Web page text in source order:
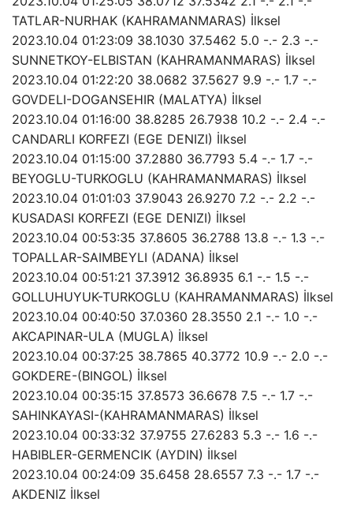
TATLAR-NURHAK (KAHRAMANMARAS) İlksel
2023.10.04 01:23:09 38.1030 37.5462 5.0 -.- 2.3 -.-
SUNNETKOY-ELBISTAN (KAHRAMANMARAS) İlksel
2023.10.04 01:22:20 38.0682 37.5627 9.9 -.- 1.7 -.-
GOVDELI-DOGANSEHIR (MALATYA) İlksel
2023.10.04 01:16:00 38.8285 26.7938 10.2 -.- 2.4 -.-
CANDARLI KORFEZI (EGE DENIZI) İlksel
2023.10.04 01:15:00 37.2880 36.7793 5.4 -.- 1.7 -.-
BEYOGLU-TURKOGLU (KAHRAMANMARAS) İlksel
2023.10.04 01:01:03 37.9043 26.9270 7.2 -.- 2.2 -.-
KUSADASI KORFEZI (EGE DENIZI) İlksel
2023.10.04 00:53:35 37.8605 36.2788 13.8 -.- 1.3 -.-
TOPALLAR-SAIMBEYLI (ADANA) İlksel
2023.10.04 00:51:21 37.3912 36.8935 6.1 -.- 1.5 -.-
GOLLUHUYUK-TURKOGLU (KAHRAMANMARAS) İlksel
2023.10.04 00:40:50 37.0360 28.3550 2.1 -.- 1.0 -.-
AKCAPINAR-ULA (MUGLA) İlksel
2023.10.04 00:37:25 38.7865 40.3772 10.9 -.- 2.0 -.-
GOKDERE-(BINGOL) İlksel
2023.10.04 00:35:15 37.8573 36.6678 7.5 -.- 1.7 -.-
SAHINKAYASI-(KAHRAMANMARAS) İlksel
2023.10.04 00:33:32 37.9755 27.6283 5.3 -.- 1.6 -.-
HABIBLER-GERMENCIK (AYDIN) İlksel
2023.10.04 00:24:09 35.6458 28.6557 7.3 -.- 1.7 -.-
AKDENIZ İlksel